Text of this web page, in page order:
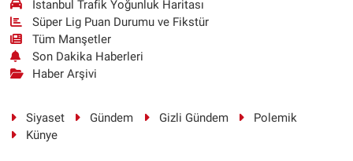
İstanbul Trafik Yoğunluk Haritası
Süper Lig Puan Durumu ve Fikstür
Tüm Manşetler
Son Dakika Haberleri
Haber Arşivi
Siyaset Gündem Gizli Gündem
Polemik
Künye